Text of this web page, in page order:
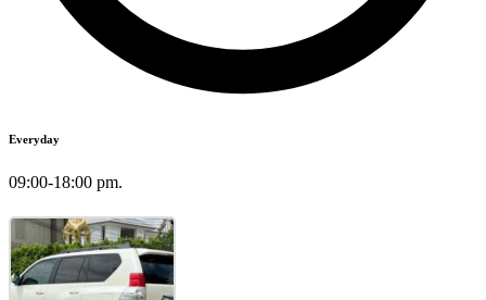
Everyday
09:00-18:00 pm.